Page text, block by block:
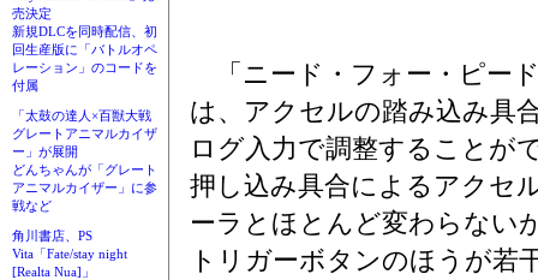
売決定
新規DLCを同時配信、初
回生産版に「バトルオペ
レーション」のコードを
付属
「太鼓の達人×百獣大戦
グレートアニマルカイザ
ー」が展開
どんちゃんが「グレート
アニマルカイザー」に参
戦など
角川書店、PS
Vita「Fate/stay night
[Realta Nua]」
「ニード・フォー・ピー
は、アクセルの踏み込み具
ログ入力で調整することが
押し込み具合によるアクセ
ーラとほとんど変わらない
トリガーボタンのほうが若